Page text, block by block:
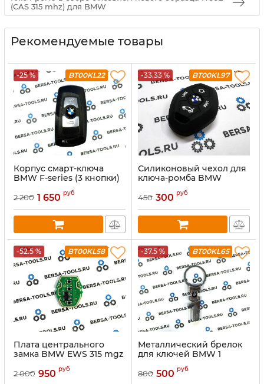
(CAS 315 mhz) для BMW
Рекомендуемые товары
-25 % BT00KL22
Корпус смарт-ключа
BMW F-series (3 кнопки)
2 200 1 650 руб
-33.33 % BT00KL97
Силиконовый чехол для
ключа-ромба BMW
450 300 руб
-52.5 % BT00KL58
Плата центрального
замка BMW EWS 315 mgz
(рестайлинг, в ключ
"ромб")
2 000 950 руб
-37.5 % BT00KL65
Металлический брелок
для ключей BMW 1
800 500 руб